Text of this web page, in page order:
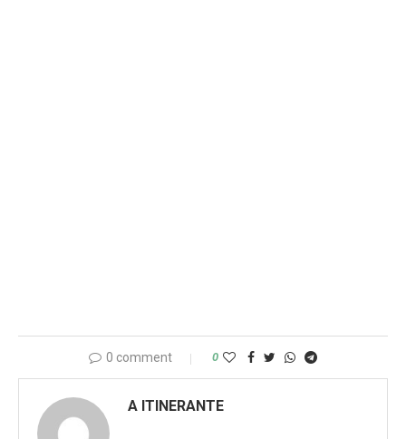
0 comment 0
A ITINERANTE